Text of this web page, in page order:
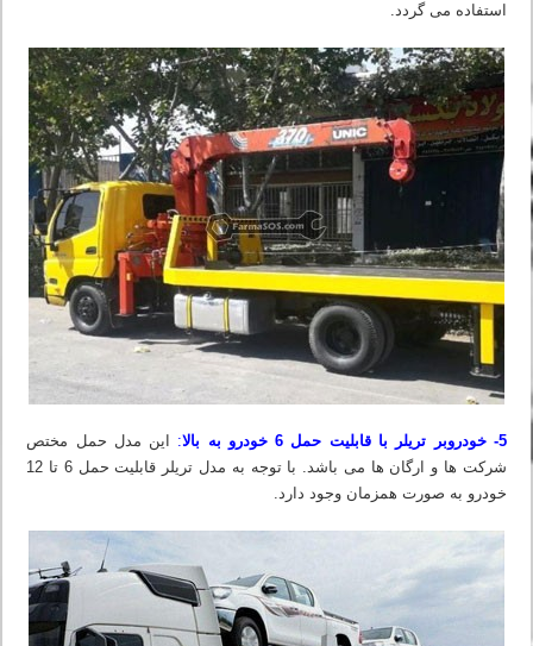
استفاده می گردد.
5- خودروبر تریلر با قابلیت حمل 6 خودرو به بالا : این مدل حمل مختص
شرکت ها و ارگان ها می باشد. با توجه به مدل تریلر قابلیت حمل 6 تا 12
خودرو به صورت همزمان وجود دارد.